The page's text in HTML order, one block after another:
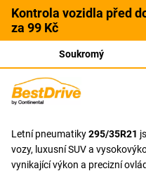
Kontrola vozidla před
za 99 Kč
Soukromý
Letní pneumatiky295/35R21
vozy, luxusní SUV a
vynikající výkon a precizní